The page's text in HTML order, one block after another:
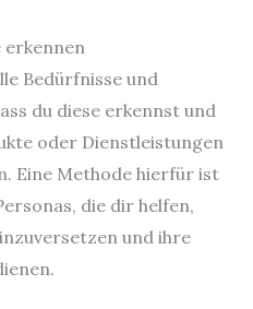
erkennen
Bedürfnisse und
du diese erkennst und
oder Dienstleistungen
Eine Methode hierfür ist
die dir helfen,
und ihre